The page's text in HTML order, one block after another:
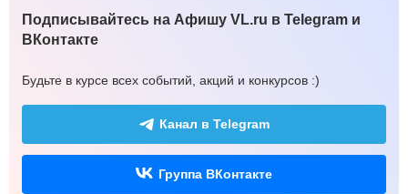
Подписывайтесь на Афишу VL.ru в Telegram и
ВКонтакте
Будьте в курсе всех событий, акций и конкурсов :)
Канал в Telegram
Группа ВКонтакте